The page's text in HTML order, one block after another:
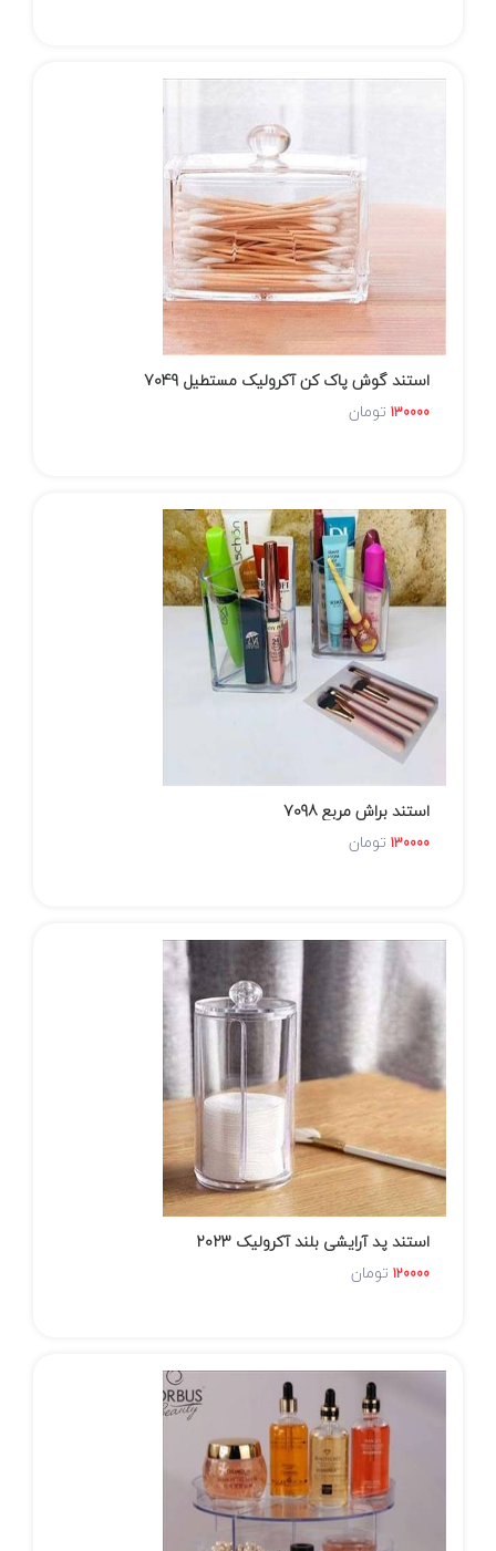
استند گوش پاک کن آکرولیک مستطیل 7049
130000 تومان
استند براش مربع 7098
130000 تومان
استند پد آرایشی بلند آکرولیک 2023
120000 تومان